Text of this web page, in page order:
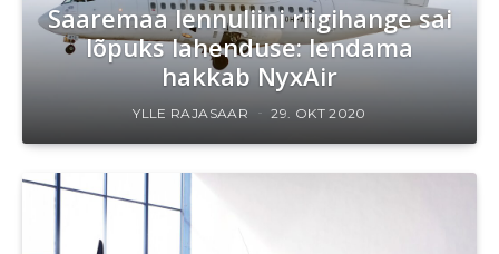
Saaremaa lennuliini riigihange sai
lõpuks lahenduse: lendama
hakkab NyxAir
YLLE RAJASAAR 29. OKT 2020